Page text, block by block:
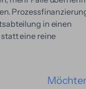
in einen
eine reine